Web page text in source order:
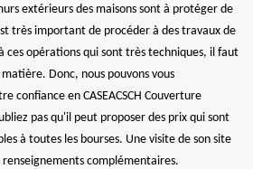
extérieurs des maisons sont à protéger de
très important de procéder à des travaux de
ces opérations qui sont très techniques, il faut
Donc, nous pouvons vous
confiance en CASEACSCH Couverture
pas qu'il peut proposer des prix qui sont
à toutes les bourses. Une visite de son site
complémentaires.